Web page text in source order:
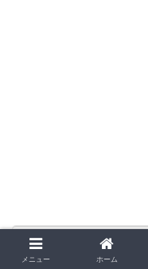
メニュー ホーム